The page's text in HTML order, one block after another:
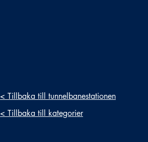
< Tillbaka till tunnelbanestationen
< Tillbaka till kategorier